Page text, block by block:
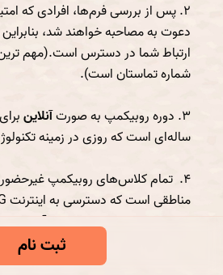
۲. پس از بررسی فرم‌ها، افرادی که
دعوت به مصاحبه خواهند شد،
ارتباط شما در دسترس است.(مهم ترین
شماره تماستان است).
۳. دوره روبیکمپ به صورت
آنلاین
ساله‌ای ‌است که روزی در زمینه
۴. تمام کلاس‌های روبیکمپ
نوع از اینترنت پرداخت هزینه آن
روبیکمپ درمورد آن هیچ مسئولیتی
ثبت نام